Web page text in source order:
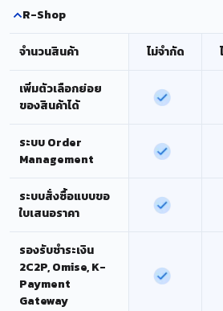
R-Shop
จำนวนสินค้า ไม่จำกัด
เพิ่มตัวเลือกย่อย
ของสินค้าได้
ระบบ Order
Management
ระบบสั่งซื้อแบบขอ
ใบเสนอราคา
รองรับชำระเงิน
2C2P, Omise, K-
Payment
Gateway